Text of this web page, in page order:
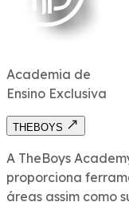
Academia de
Ensino Exclusiva
THEBOYS
A TheBoys
proporciona
áreas assim como